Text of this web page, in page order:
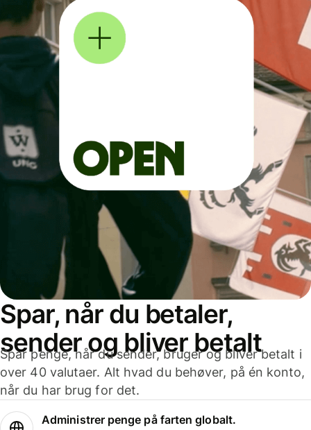
Spar, når du betaler,
sender og bliver betalt
Spar penge, når du sender, bruger og bliver betalt i
over 40 valutaer. Alt hvad du behøver, på én konto,
når du har brug for det.
Administrer penge på farten globalt.